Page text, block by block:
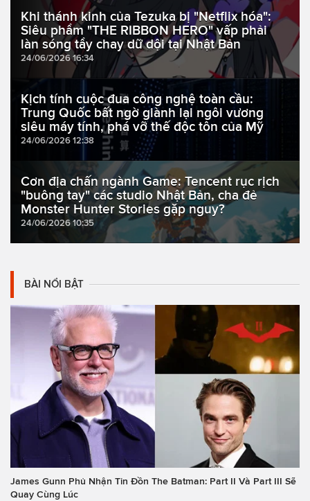
Khi thánh kinh của Tezuka bị "Netflix hóa":
Siêu phẩm "THE RIBBON HERO" vấp phải
làn sóng tẩy chay dữ dội tại Nhật Bản
24/06/2026 16:34
Kịch tính cuộc đua công nghệ toàn cầu:
Trung Quốc bất ngờ giành lại ngôi vương
siêu máy tính, phá vỡ thế độc tôn của Mỹ
24/06/2026 12:38
Cơn địa chấn ngành Game: Tencent rục rịch
"buông tay" các studio Nhật Bản, cha đẻ
Monster Hunter Stories gặp nguy?
24/06/2026 10:35
BÀI NỔI BẬT
James Gunn Phủ Nhận Tin Đồn The Batman: Part II Và Part III Sẽ
Quay Cùng Lúc